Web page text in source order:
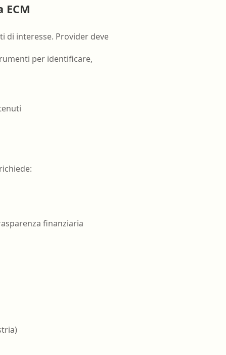
di interesse. Provider deve
per identificare,
finanziaria